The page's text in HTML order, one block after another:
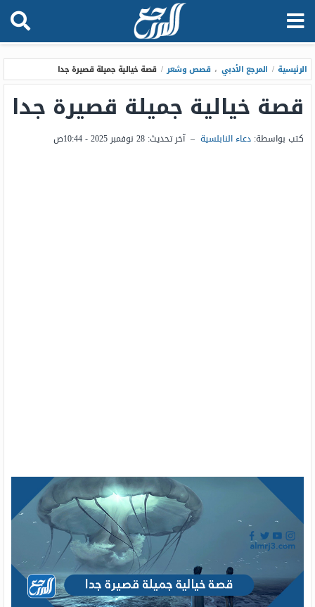
الرئيسية / المرجع الأدبي ، قصص وشعر / قصة خيالية جميلة قصيرة جدا
قصة خيالية جميلة قصيرة جدا
كتب بواسطة: دعاء النابلسية – آخر تحديث: 28 نوفمبر 2025 - 10:44ص